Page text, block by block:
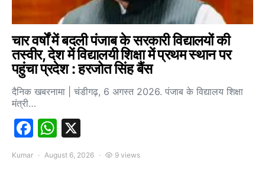
चार वर्षों में बदली पंजाब के सरकारी विद्यालयों की
तस्वीर, देश में विद्यालयी शिक्षा में प्रथम स्थान पर
पहुंचा प्रदेश : हरजोत सिंह बैंस
दैनिक खबरनामा | चंडीगढ़, 6 अगस्त 2026. पंजाब के विद्यालय शिक्षा
मंत्री…
Facebook
WhatsApp
Kumar August 6, 2026 9 views